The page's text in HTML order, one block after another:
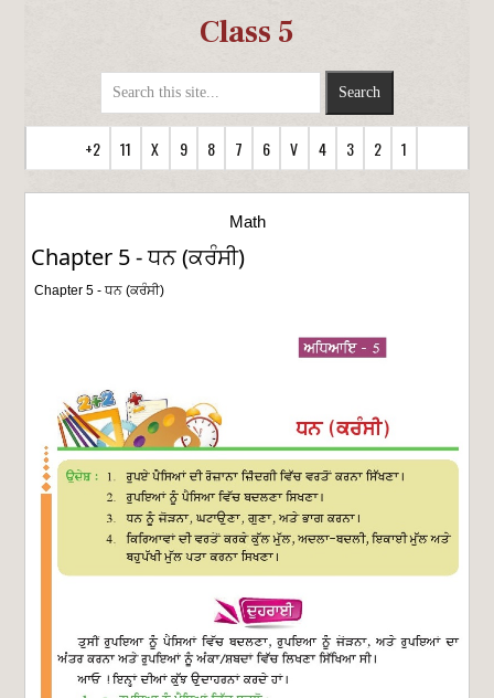
Class 5
+2 11 X 9 8 7 6 V 4 3 2 1
Math
Chapter 5 - ਧਨ (ਕਰੰਸੀ)
Chapter 5 - ਧਨ (ਕਰੰਸੀ)